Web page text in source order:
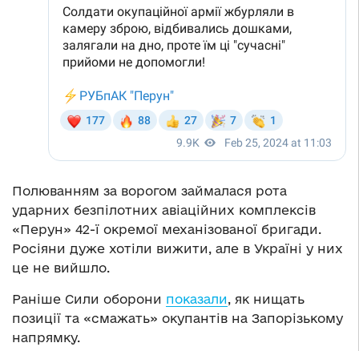
Полюванням за ворогом займалася рота
ударних безпілотних авіаційних комплексів
«Перун» 42-ї окремої механізованої бригади.
Росіяни дуже хотіли вижити, але в Україні у них
це не вийшло.
Раніше Сили оборони показали, як нищать
позиції та «смажать» окупантів на Запорізькому
напрямку.